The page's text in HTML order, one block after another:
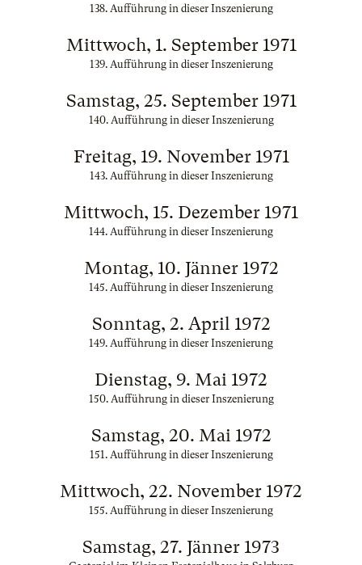
138. Aufführung in dieser Inszenierung
Mittwoch, 1. September 1971
139. Aufführung in dieser Inszenierung
Samstag, 25. September 1971
140. Aufführung in dieser Inszenierung
Freitag, 19. November 1971
143. Aufführung in dieser Inszenierung
Mittwoch, 15. Dezember 1971
144. Aufführung in dieser Inszenierung
Montag, 10. Jänner 1972
145. Aufführung in dieser Inszenierung
Sonntag, 2. April 1972
149. Aufführung in dieser Inszenierung
Dienstag, 9. Mai 1972
150. Aufführung in dieser Inszenierung
Samstag, 20. Mai 1972
151. Aufführung in dieser Inszenierung
Mittwoch, 22. November 1972
155. Aufführung in dieser Inszenierung
Samstag, 27. Jänner 1973